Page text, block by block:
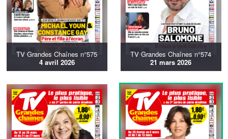
TV Grandes Chaînes n°575
4 avril 2026
TV Grandes Chaînes n°574
21 mars 2026